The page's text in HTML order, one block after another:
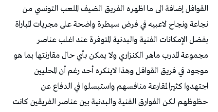
القوافل إضافة الى ما اظهره الفريق الضيف الملعب التونسي من
نجاعة ونجاح لاعبيه في فرض سيطرة واضحة على مجريات المباراة
بفضل الإمكانات الفنية والبدنية المتوفرة عند اغلب عناصر
مجموعة المدرب ماهر الكنزاري ولا يمكن بأي حال مقارنتها بما هو
موجود في فريق القوافل وهذا لاينكره أحد رغم أن المحليين
اجتهدوا كثيرا لمقارعة منافسهم واستبسلوا في الدفاع عن
حظوظهم لكن الفوارق الفنية والبدنية بين عناصر الفريقين كانت